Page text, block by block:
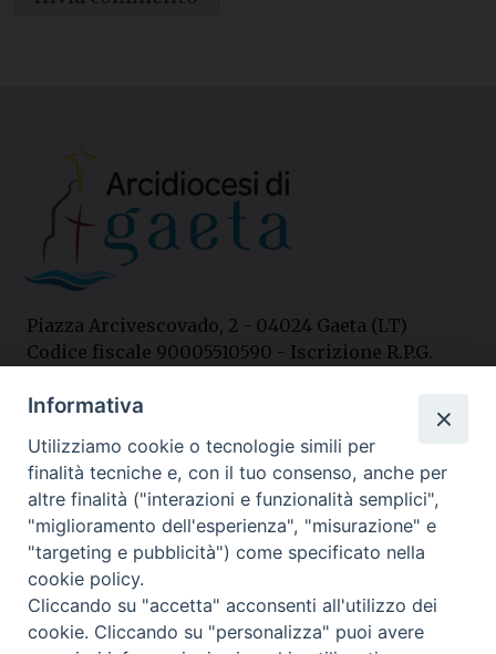
Piazza Arcivescovado, 2 - 04024 Gaeta (LT)
Codice fiscale 90005510590 - Iscrizione R.P.G.
Contatti
Curia
Tel. 0771.740341
Palazzo De Vio
Tel. 0771.464088
Informativa
Utilizziamo cookie o tecnologie simili per
finalità tecniche e, con il tuo consenso, anche per
altre finalità ("interazioni e funzionalità semplici",
"miglioramento dell'esperienza", "misurazione" e
"targeting e pubblicità") come specificato nella
cookie policy.
Cliccando su "accetta" acconsenti all'utilizzo dei
cookie. Cliccando su "personalizza" puoi avere